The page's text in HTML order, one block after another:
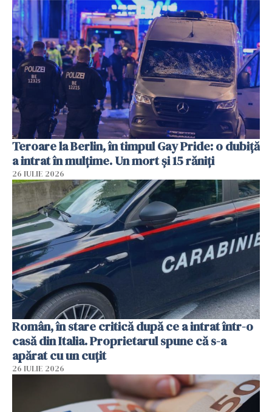
Teroare la Berlin, în timpul Gay Pride: o dubiță
a intrat în mulțime. Un mort și 15 răniți
26 IULIE 2026
Român, în stare critică după ce a intrat într-o
casă din Italia. Proprietarul spune că s-a
apărat cu un cuțit
26 IULIE 2026